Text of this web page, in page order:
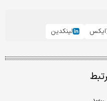
ایکس لینکدین